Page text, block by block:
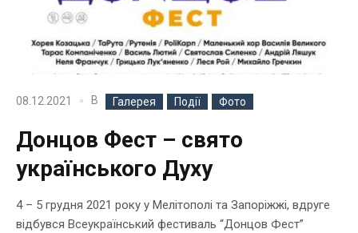
08.12.2021 В Галерея Події Фото
Донцов Фест – свято
українського Духу
4 – 5 грудня 2021 року у Мелітополі та Запоріжжі, вдруге
відбувся Всеукраїнський фестиваль “Донцов Фест”